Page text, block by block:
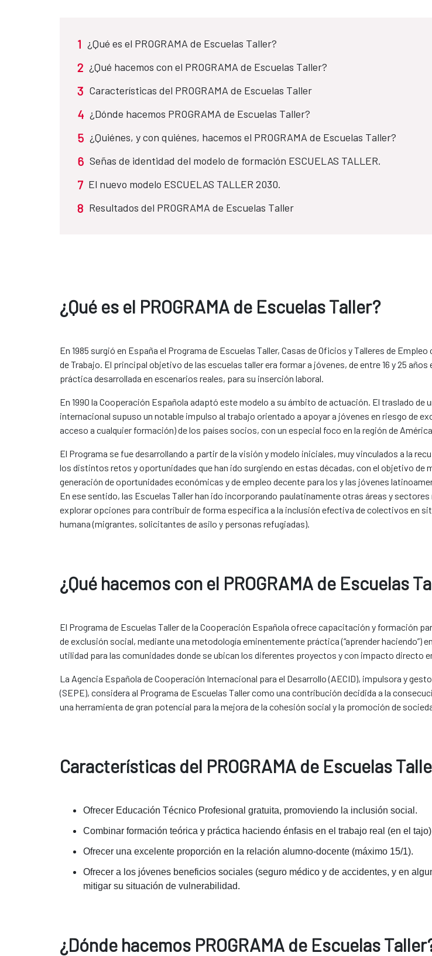
1 ¿Qué es el PROGRAMA de Escuelas Taller?
2 ¿Qué hacemos con el PROGRAMA de Escuelas Taller?
3 Características del PROGRAMA de Escuelas Taller
4 ¿Dónde hacemos PROGRAMA de Escuelas Taller?
5 ¿Quiénes, y con quiénes, hacemos el PROGRAMA de Escuelas Taller?
6 Señas de identidad del modelo de formación ESCUELAS TALLER.
7 El nuevo modelo ESCUELAS TALLER 2030.
8 Resultados del PROGRAMA de Escuelas Taller
¿Qué es el PROGRAMA de Escuelas Taller?
En 1985 surgió en España el Programa de Escuelas Taller, Casas de Oficios y Talleres de
de Trabajo. El principal objetivo de las escuelas taller era formar a jóvenes, de entre 16 y 25
práctica desarrollada en escenarios reales, para su inserción laboral.
En 1990 la Cooperación Española adaptó este modelo a su ámbito de actuación. El traslado
internacional supuso un notable impulso al trabajo orientado a apoyar a jóvenes en riesgo de
acceso a cualquier formación) de los países socios, con un especial foco en la región de América
El Programa se fue desarrollando a partir de la visión y modelo iniciales, muy vinculados a la
los distintos retos y oportunidades que han ido surgiendo en estas décadas, con el objetivo
generación de oportunidades económicas y de empleo decente para los y las jóvenes
En ese sentido, las Escuelas Taller han ido incorporando paulatinamente otras áreas y
explorar opciones para contribuir de forma específica a la inclusión efectiva de colectivos en
humana (migrantes, solicitantes de asilo y personas refugiadas).
¿Qué hacemos con el PROGRAMA de Escuelas
El Programa de Escuelas Taller de la Cooperación Española ofrece capacitación y formación
de exclusión social, mediante una metodología eminentemente práctica (“aprender haciendo”)
utilidad para las comunidades donde se ubican los diferentes proyectos y con impacto directo
La Agencia Española de Cooperación Internacional para el Desarrollo (AECID), impulsora y
(SEPE), considera al Programa de Escuelas Taller como una contribución decidida a la
una herramienta de gran potencial para la mejora de la cohesión social y la promoción de
Características del PROGRAMA de Escuelas
Ofrecer Educación Técnico Profesional gratuita, promoviendo la inclusión social.
Combinar formación teórica y práctica haciendo énfasis en el trabajo real (en el
Ofrecer una excelente proporción en la relación alumno-docente (máximo 15/1).
Ofrecer a los jóvenes beneficios sociales (seguro médico y de accidentes, y en
mitigar su situación de vulnerabilidad.
¿Dónde hacemos PROGRAMA de Escuelas